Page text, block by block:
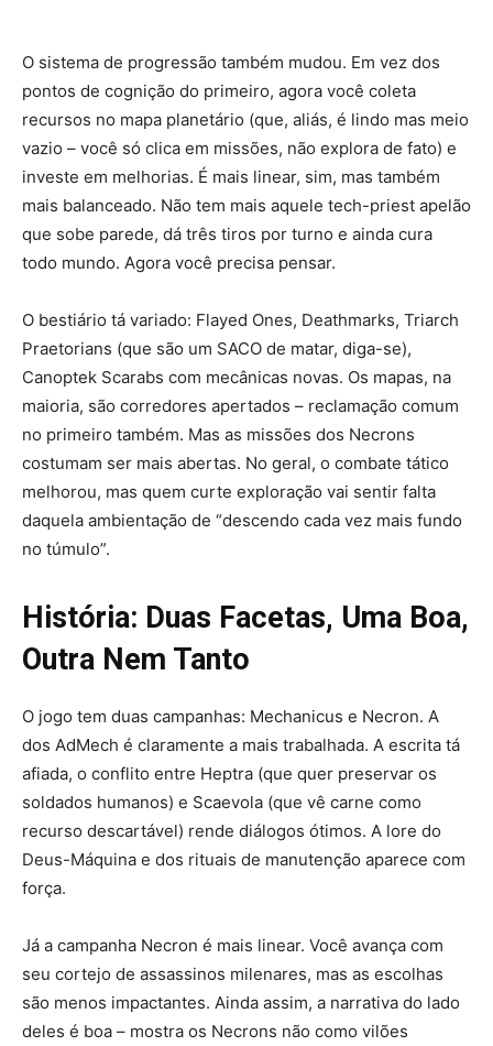
O sistema de progressão também mudou. Em vez dos
pontos de cognição do primeiro, agora você coleta
recursos no mapa planetário (que, aliás, é lindo mas meio
vazio – você só clica em missões, não explora de fato) e
investe em melhorias. É mais linear, sim, mas também
mais balanceado. Não tem mais aquele tech-priest apelão
que sobe parede, dá três tiros por turno e ainda cura
todo mundo. Agora você precisa pensar.
O bestiário tá variado: Flayed Ones, Deathmarks, Triarch
Praetorians (que são um SACO de matar, diga-se),
Canoptek Scarabs com mecânicas novas. Os mapas, na
maioria, são corredores apertados – reclamação comum
no primeiro também. Mas as missões dos Necrons
costumam ser mais abertas. No geral, o combate tático
melhorou, mas quem curte exploração vai sentir falta
daquela ambientação de “descendo cada vez mais fundo
no túmulo”.
História: Duas Facetas, Uma Boa,
Outra Nem Tanto
O jogo tem duas campanhas: Mechanicus e Necron. A
dos AdMech é claramente a mais trabalhada. A escrita tá
afiada, o conflito entre Heptra (que quer preservar os
soldados humanos) e Scaevola (que vê carne como
recurso descartável) rende diálogos ótimos. A lore do
Deus-Máquina e dos rituais de manutenção aparece com
força.
Já a campanha Necron é mais linear. Você avança com
seu cortejo de assassinos milenares, mas as escolhas
são menos impactantes. Ainda assim, a narrativa do lado
deles é boa – mostra os Necrons não como vilões